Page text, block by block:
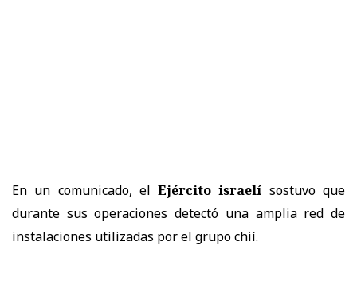
En un comunicado, elEjército israelí sostuvo que
durante sus operaciones detectó una amplia red de
instalaciones utilizadas por el grupo chií.